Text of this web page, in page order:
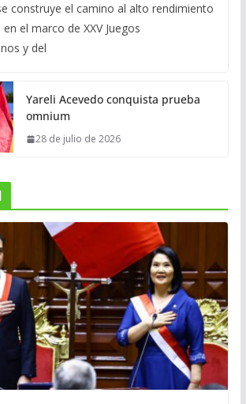
construye el camino al alto rendimiento
el marco de XXV Juegos
y del
Yareli Acevedo conquista prueba
omnium
28 de julio de 2026